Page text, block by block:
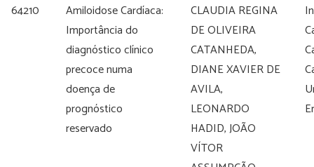
64210
Amiloidose Cardíaca:
Importância do
diagnóstico clínico
precoce numa
doença de
prognóstico
reservado
CLAUDIA REGINA
DE OLIVEIRA
CATANHEDA,
DIANE XAVIER DE
AVILA,
LEONARDO
HADID, JOÃO
VÍTOR